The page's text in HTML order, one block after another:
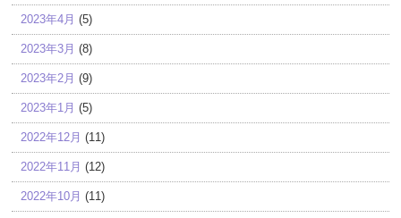
2023年4月 (5)
2023年3月 (8)
2023年2月 (9)
2023年1月 (5)
2022年12月 (11)
2022年11月 (12)
2022年10月 (11)